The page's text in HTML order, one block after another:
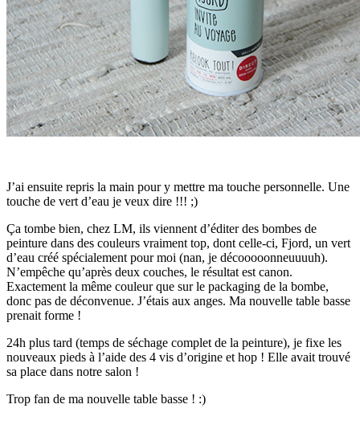
J’ai ensuite repris la main pour y mettre ma touche personnelle. Une
touche de vert d’eau je veux dire !!! ;)
Ça tombe bien, chez LM, ils viennent d’éditer des bombes de
peinture dans des couleurs vraiment top, dont celle-ci, Fjord, un vert
d’eau créé spécialement pour moi (nan, je décooooonneuuuuh).
N’empêche qu’après deux couches, le résultat est canon.
Exactement la même couleur que sur le packaging de la bombe,
donc pas de déconvenue. J’étais aux anges. Ma nouvelle table basse
prenait forme !
24h plus tard (temps de séchage complet de la peinture), je fixe les
nouveaux pieds à l’aide des 4 vis d’origine et hop ! Elle avait trouvé
sa place dans notre salon !
Trop fan de ma nouvelle table basse ! :)